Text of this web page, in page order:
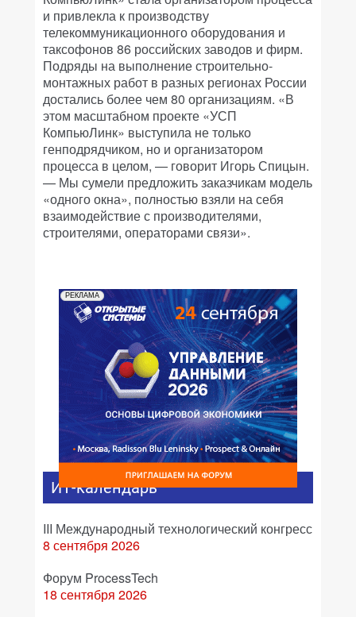
и привлекла к производству
телекоммуникационного оборудования и
таксофонов 86 российских заводов и фирм.
Подряды на выполнение строительно-
монтажных работ в разных регионах России
достались более чем 80 организациям. «В
этом масштабном проекте «УСП
КомпьюЛинк» выступила не только
генподрядчиком, но и организатором
процесса в целом, — говорит Игорь Спицын.
— Мы сумели предложить заказчикам модель
«одного окна», полностью взяли на себя
взаимодействие с производителями,
строителями, операторами связи».
РЕКЛАМА
ИТ-календарь
III Международный технологический конгресс
8 сентября 2026
Форум ProcessTech
18 сентября 2026